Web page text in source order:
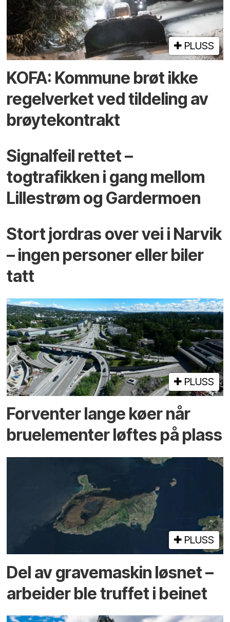
PLUSS
KOFA: Kommune brøt ikke
regelverket ved tildeling av
brøytekontrakt
Signalfeil rettet –
togtrafikken i gang mellom
Lillestrøm og Gardermoen
Stort jordras over vei i Narvik
– ingen personer eller biler
tatt
PLUSS
Forventer lange køer når
bru­elementer løftes på plass
PLUSS
Del av grave­maskin løsnet –
arbeider ble truffet i beinet